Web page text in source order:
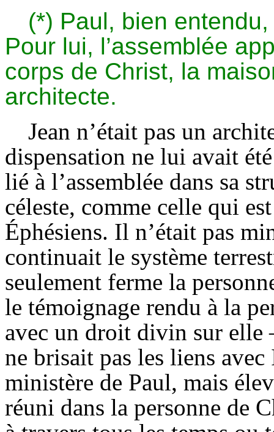
(*) Paul, bien
Pour lui, l’assemblée
corps de Christ, la
architecte.
Jean n’était pas un
dispensation ne lui avait
lié à l’assemblée dans sa
céleste, comme celle qui
Éphésiens. Il n’était pas
continuait le système
seulement ferme la
le témoignage rendu à la
avec un droit divin sur
ne brisait pas les liens
ministère de Paul, mais
réuni dans la personne de